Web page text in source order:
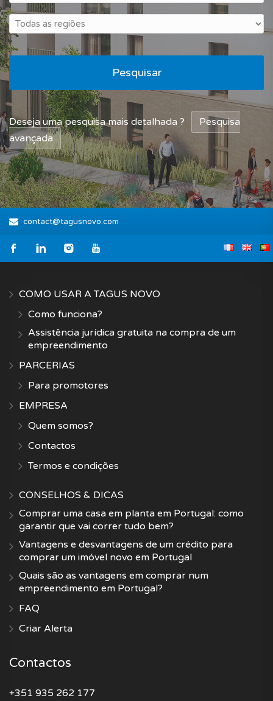
Pesquisar
Deseja uma pesquisa mais detalhada ?
Pesquisa
avançada
contact@tagusnovo.com
COMO USAR A TAGUS NOVO
Como funciona?
Assistência jurídica gratuita na compra de um
empreendimento
PARCERIAS
Para promotores
EMPRESA
Quem somos?
Contactos
Termos e condições
CONSELHOS & DICAS
Comprar uma casa em planta em Portugal: como
garantir que vai correr tudo bem?
Vantagens e desvantagens de um crédito para
comprar um imóvel novo em Portugal
Quais são as vantagens em comprar num
empreendimento em Portugal?
FAQ
Criar Alerta
Contactos
+351 935 262 177